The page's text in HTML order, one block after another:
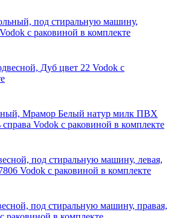
под стиральную машину,
с раковиной в комплекте
Дуб цвет 22 Vodok с
Мрамор Белый натур милк ПВХ
Vodok с раковиной в комплекте
под стиральную машину, левая,
Vodok с раковиной в комплекте
под стиральную машину, правая,